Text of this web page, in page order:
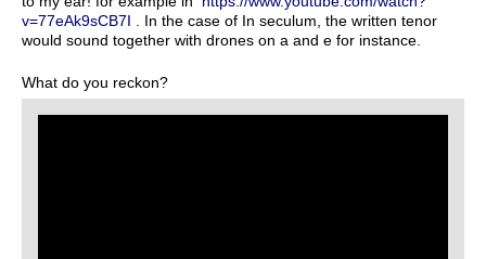
v=77eAk9sCB7I . In the case of In seculum, the written tenor
would sound together with drones on a and e for instance.
What do you reckon?